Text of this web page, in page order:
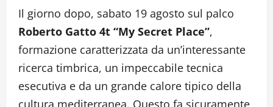
Il giorno dopo, sabato 19 agosto sul palco
Roberto Gatto 4t “My Secret Place”,
formazione caratterizzata da un’interessante
ricerca timbrica, un impeccabile tecnica
esecutiva e da un grande calore tipico della
cultura mediterranea. Questo fa sicuramente